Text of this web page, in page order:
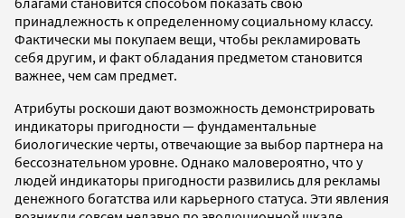
принадлежность к определенному социальному классу.
Фактически мы покупаем вещи, чтобы рекламировать
себя другим, и факт обладания предметом становится
важнее, чем сам предмет.
Атрибуты роскоши дают возможность демонстрировать
индикаторы пригодности — фундаментальные
биологические черты, отвечающие за выбор партнера на
бессознательном уровне. Однако маловероятно, что у
людей индикаторы пригодности развились для рекламы
денежного богатства или карьерного статуса. Эти явления